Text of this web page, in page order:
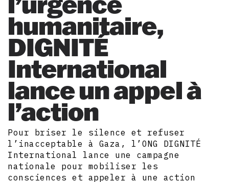
humanitaire,
DIGNITÉ
International
lance un appel à
l’action
Pour briser le silence et refuser
l’inacceptable à Gaza, l’ONG DIGNITÉ
International lance une campagne
nationale pour mobiliser les
consciences et appeler à une action